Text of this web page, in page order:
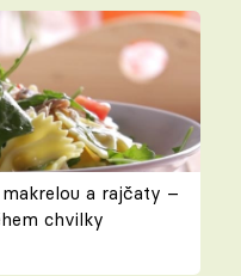
a rajčaty –
chvilky